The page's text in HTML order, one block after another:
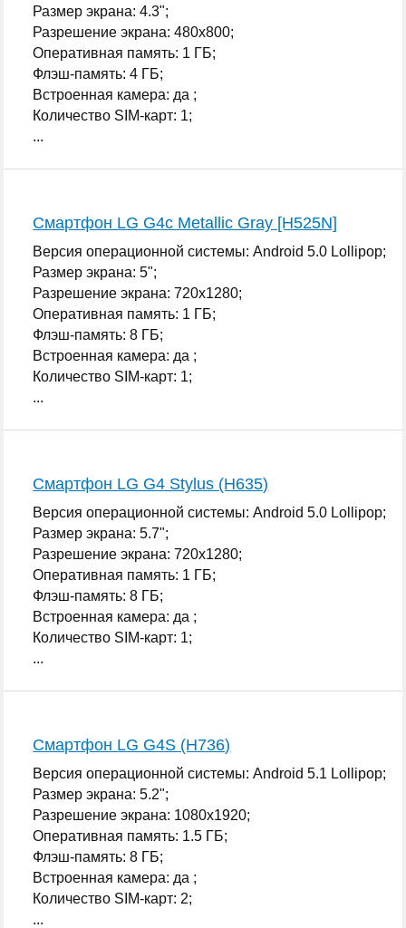
Размер экрана: 4.3";
Разрешение экрана: 480x800;
Оперативная память: 1 ГБ;
Флэш-память: 4 ГБ;
Встроенная камера: да ;
Количество SIM-карт: 1;
...
Смартфон LG G4c Metallic Gray [H525N]
Версия операционной системы: Android 5.0 Lollipop;
Размер экрана: 5";
Разрешение экрана: 720x1280;
Оперативная память: 1 ГБ;
Флэш-память: 8 ГБ;
Встроенная камера: да ;
Количество SIM-карт: 1;
...
Смартфон LG G4 Stylus (H635)
Версия операционной системы: Android 5.0 Lollipop;
Размер экрана: 5.7";
Разрешение экрана: 720x1280;
Оперативная память: 1 ГБ;
Флэш-память: 8 ГБ;
Встроенная камера: да ;
Количество SIM-карт: 1;
...
Смартфон LG G4S (H736)
Версия операционной системы: Android 5.1 Lollipop;
Размер экрана: 5.2";
Разрешение экрана: 1080x1920;
Оперативная память: 1.5 ГБ;
Флэш-память: 8 ГБ;
Встроенная камера: да ;
Количество SIM-карт: 2;
...